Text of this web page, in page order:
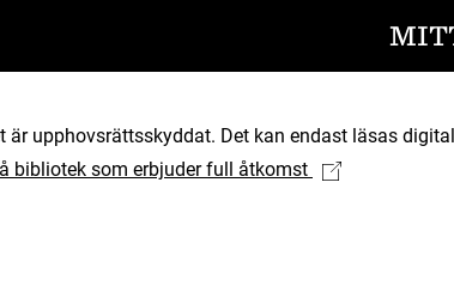
är upphovsrättsskyddat. Det kan endast läsas
bibliotek som erbjuder full åtkomst